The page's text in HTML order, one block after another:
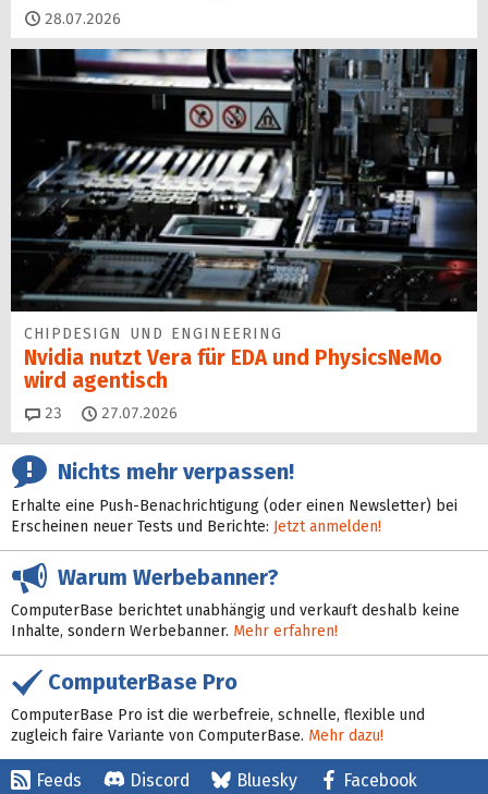
28.07.2026
CHIPDESIGN UND ENGINEERING
Nvidia nutzt Vera für EDA und PhysicsNeMo
wird agentisch
23 Kommentare
27.07.2026
Nichts mehr verpassen!
Erhalte eine Push-Benachrichtigung (oder einen Newsletter) bei
Erscheinen neuer Tests und Berichte: Jetzt anmelden!
Warum Werbebanner?
ComputerBase berichtet unabhängig und verkauft deshalb keine
Inhalte, sondern Werbebanner. Mehr erfahren!
ComputerBase Pro
ComputerBase Pro ist die werbefreie, schnelle, flexible und
zugleich faire Variante von ComputerBase. Mehr dazu!
Feeds Discord Bluesky Facebook